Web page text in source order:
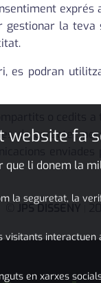
la teva
es podran
de caràcter
JPS DISSENY
website fa
que li donem la
la seguretat, la
visitants
en xarxes